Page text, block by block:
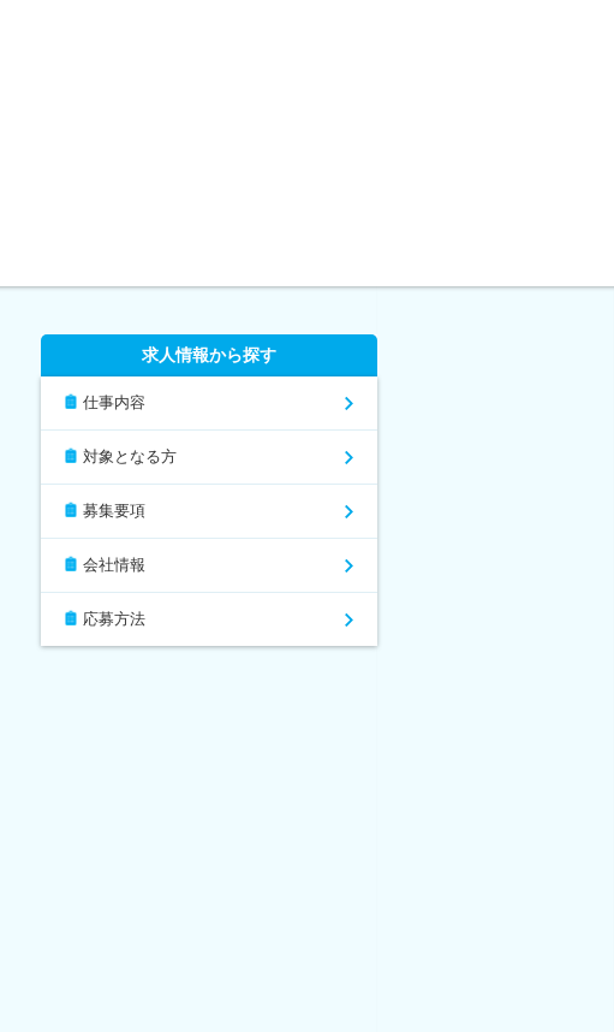
求人情報から探す
仕事内容
対象となる方
募集要項
会社情報
応募方法